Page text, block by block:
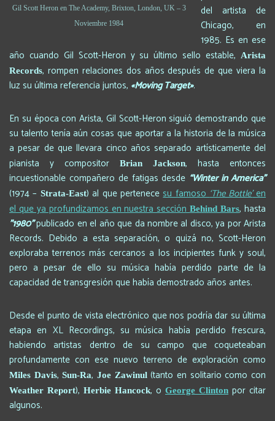
Gil Scott Heron en The Academy, Brixton, London, UK – 3
Noviembre 1984
del artista de
Chicago, en
1985. Es en ese
año cuando Gil Scott-Heron y su último sello estable,
Arista
Records, rompen relaciones dos años después de que viera la
luz su última referencia juntos, «Moving Target».
En su época con Arista, Gil Scott-Heron siguió demostrando que
su talento tenía aún cosas que aportar a la historia de la música
a pesar de que llevara cinco años separado artísticamente del
pianista y compositor
Brian Jackson, hasta entonces
incuestionable compañero de fatigas desde “Winter in America”
(1974 – Strata-East) al que pertenecesu famoso‘The Bottle’en
el que ya profundizamos en nuestra secciónBehind Bars, hasta
”1980”publicado en el año que da nombre al disco, ya por Arista
Records. Debido a esta separación, o quizá no, Scott-Heron
exploraba terrenos más cercanos a los incipientes funk y soul,
pero a pesar de ello su música había perdido parte de la
capacidad de transgresión que había demostrado años antes.
Desde el punto de vista electrónico que nos podría dar su última
etapa en XL Recordings, su música había perdido frescura,
habiendo artistas dentro de su campo que coqueteaban
profundamente con ese nuevo terreno de exploración como
Miles Davis,Sun-Ra,Joe Zawinul(tanto en solitario como con
Weather Report), Herbie Hancock, o George Clinton por citar
algunos.